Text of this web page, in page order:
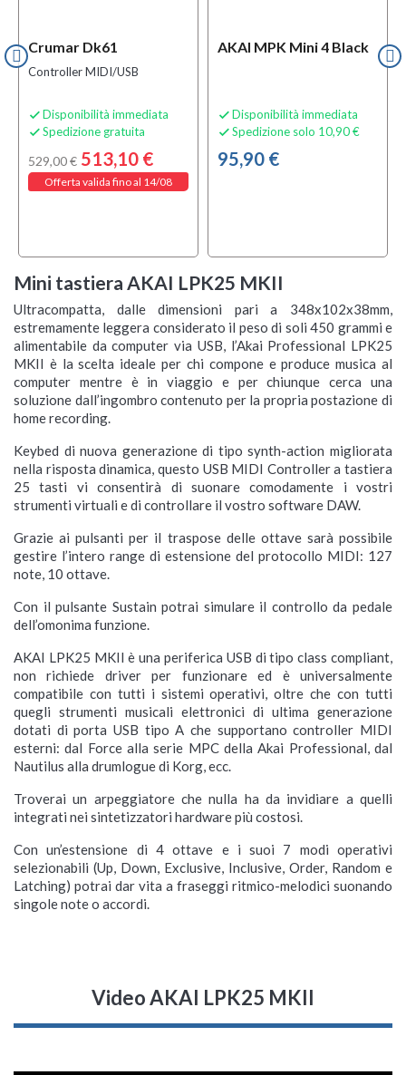
Crumar Dk61
Controller MIDI/USB
 Disponibilità immediata
 Spedizione gratuita
529,00 € 513,10 €
Offerta valida fino al 14/08
AKAI MPK Mini 4 Black
 Disponibilità immediata
 Spedizione solo 10,90 €
95,90 €
Mini tastiera AKAI LPK25 MKII
Ultracompatta, dalle dimensioni pari a 348x102x38mm,
estremamente leggera considerato il peso di soli 450 grammi e
alimentabile da computer via USB, l’Akai Professional LPK25
MKII è la scelta ideale per chi compone e produce musica al
computer mentre è in viaggio e per chiunque cerca una
soluzione dall’ingombro contenuto per la propria postazione di
home recording.
Keybed di nuova generazione di tipo synth-action migliorata
nella risposta dinamica, questo USB MIDI Controller a tastiera
25 tasti vi consentirà di suonare comodamente i vostri
strumenti virtuali e di controllare il vostro software DAW.
Grazie ai pulsanti per il traspose delle ottave sarà possibile
gestire l’intero range di estensione del protocollo MIDI: 127
note, 10 ottave.
Con il pulsante Sustain potrai simulare il controllo da pedale
dell’omonima funzione.
AKAI LPK25 MKII è una periferica USB di tipo class compliant,
non richiede driver per funzionare ed è universalmente
compatibile con tutti i sistemi operativi, oltre che con tutti
quegli strumenti musicali elettronici di ultima generazione
dotati di porta USB tipo A che supportano controller MIDI
esterni: dal Force alla serie MPC della Akai Professional, dal
Nautilus alla drumlogue di Korg, ecc.
Troverai un arpeggiatore che nulla ha da invidiare a quelli
integrati nei sintetizzatori hardware più costosi.
Con un’estensione di 4 ottave e i suoi 7 modi operativi
selezionabili (Up, Down, Exclusive, Inclusive, Order, Random e
Latching) potrai dar vita a fraseggi ritmico-melodici suonando
singole note o accordi.
Video AKAI LPK25 MKII